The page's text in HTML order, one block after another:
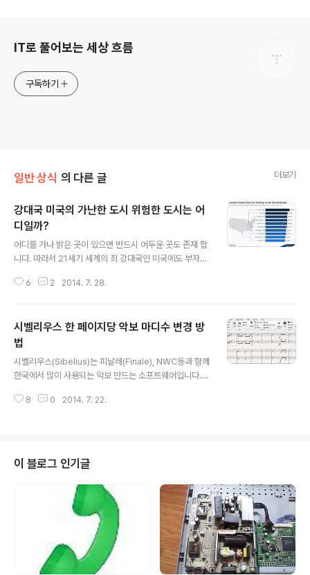
IT로 풀어보는 세상 흐름
구독하기
일반 상식 의 다른 글 더보기
강대국 미국의 가난한 도시 위험한 도시는 어
디일까?
어디를 가나 밝은 곳이 있으면 반드시 어두운 곳도 존재 합
니다. 따라서 21세기 세계의 최 강대국인 미국에도 부자와
의 구분은 상대적인 것이며, 미국의 가난한 자가 대한민국
도 그리 나쁘지 않은 상황입니다. 대한민국의 생활 수준이
무척 높아졌기 때문입니다. 그렇다면 미국에서 가난한 사
람들이 많이 사는 곳은 어디일까요 ? 미국이 주와 도시로
이루어져 있는데 이들 도시의 소득 수준에 따라 분류를 해
망, Source: Clip art 아래의 표는 미국의 인구 센서스(U.
6 2 2014. 7. 28.
시벨리우스 한 페이지당 악보 마디수 변경 방
법
시벨리우스(Sibelius)는 피날레(Finale), NWC등과 함께
한국에서 많이 사용되는 악보 만드는 소프트웨어입니다.
들에게 무척 유용한 소프트웨어입니다. 또한 악보를 모두
마디수가 너무 많다면 음표가 작아 연주자들이 이를 보면
서 연주하기 힘듭니다. 따라서 한 페이지당 마디수를 변경
하면 좋습니다. 아래는 시벨리우스로 작업하는 실제의 화
면 모습입니다. 한 페이지에 11마디나 들어 있어 악보가 촘
촘히 배치되어 있습니다. 악보 보기가 무척 힘듭니다. 페이
지당 나오는 마디 수를 변..
8 0 2014. 7. 22.
이 블로그 인기글